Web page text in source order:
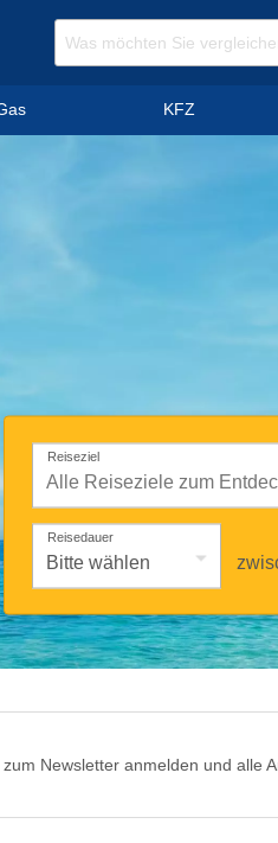
KFZ
Reiseziel
Reisedauer
Newsletter anmelden und alle